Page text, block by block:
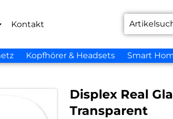
Kontakt
Kopfhörer & Headsets Smart
Displex Real
Transparent